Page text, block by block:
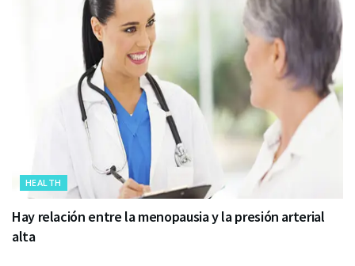
HEALTH
Hay relación entre la menopausia y la presión arterial
alta